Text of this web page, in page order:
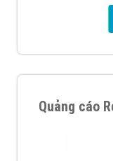
Quảng cáo